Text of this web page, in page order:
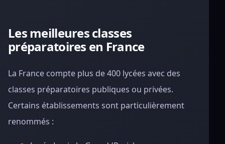
Les meilleures classes
préparatoires en France
La France compte plus de 400 lycées avec des
classes préparatoires publiques ou privées.
Certains établissements sont particulièrement
renommés :